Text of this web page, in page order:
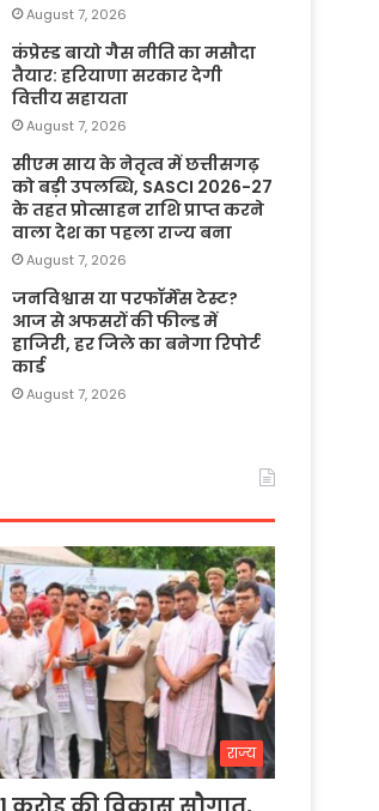
August 7, 2026
कंप्रेस्ड बायो गैस नीति का मसौदा
तैयार: हरियाणा सरकार देगी
वित्तीय सहायता
August 7, 2026
सीएम साय के नेतृत्व में छत्तीसगढ़
को बड़ी उपलब्धि, SASCI 2026-27
के तहत प्रोत्साहन राशि प्राप्त करने
वाला देश का पहला राज्य बना
August 7, 2026
जनविश्वास या परफॉर्मेंस टेस्ट?
आज से अफसरों की फील्ड में
हाजिरी, हर जिले का बनेगा रिपोर्ट
कार्ड
August 7, 2026
राज्य